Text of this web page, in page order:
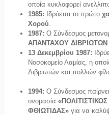
οποία κυκλοφορεί
1985: Ιδρύεται το πρώτο
Χορού
1987: Ο Σύνδεσμος
ΑΠΑΝΤΑΧΟΥ ΔΙΒΡΙΩΤΩΝ
13 Δεκεμβρίου 1987:
Νοσοκομείο Λαμίας, η
Διβριωτών και πολλών
1994: Ο Σύνδεσμος
ονομασία
ΦΘΙΩΤΙΔΑΣ»για να